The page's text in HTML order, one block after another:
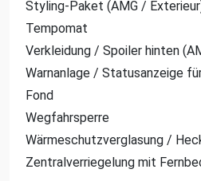
Styling-Paket (AMG /
Tempomat
Verkleidung / Spoiler hinten
Warnanlage / Statusanzeige
Fond
Wegfahrsperre
Wärmeschutzverglasung /
Zentralverriegelung mit